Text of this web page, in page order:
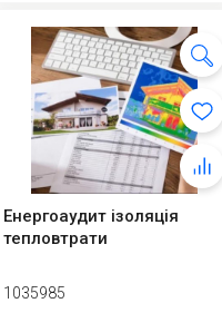
Енергоаудит ізоляція
тепловтрати
1035985